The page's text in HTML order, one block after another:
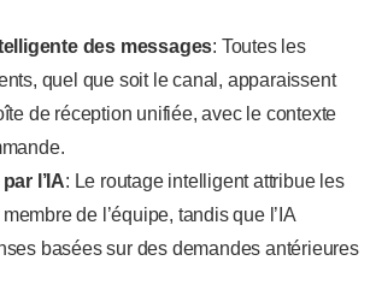
des messages: Toutes les
quel que soit le canal, apparaissent
de réception unifiée, avec le contexte
l’IA: Le routage intelligent attribue les
de l’équipe, tandis que l’IA
basées sur des demandes antérieures